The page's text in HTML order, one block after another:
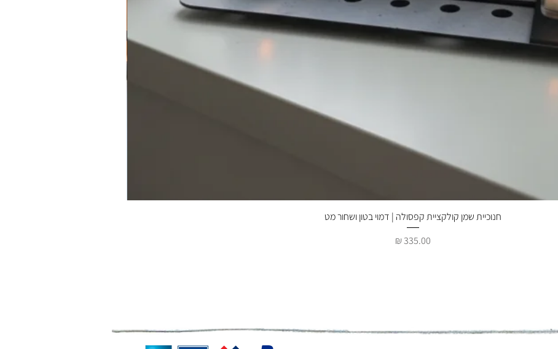
תצוגה מהירה
חנוכיית שמן קולקציית קפסולה | דמוי בטון ושחור מט
מחיר